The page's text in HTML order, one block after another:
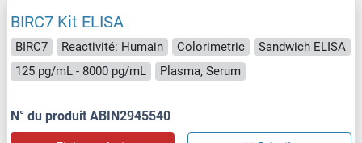
BIRC7 Kit ELISA
BIRC7 Reactivité: Humain Colorimetric
Sandwich ELISA
125 pg/mL - 8000 pg/mL
Plasma, Serum
N° du produit ABIN2945540